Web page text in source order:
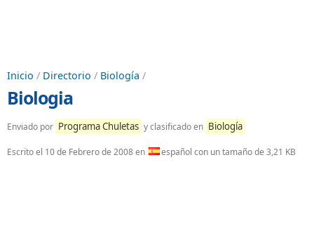
Inicio / Directorio / Biología /
Biologia
Enviado por Programa Chuletas y clasificado en Biología
Escrito el 10 de Febrero de 2008en español con un tamaño de 3,21 KB